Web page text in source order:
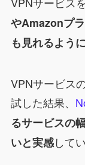
やAmazonプ
も見れるよう
VPNサービス
試した結果、
るサービスの
いと実感して